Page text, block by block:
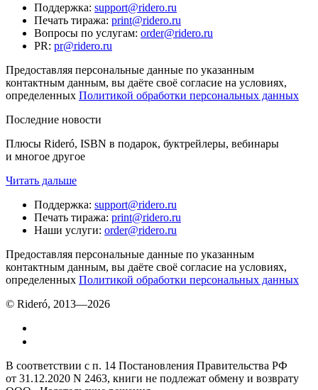
Поддержка: support@ridero.ru
Печать тиража: print@ridero.ru
Вопросы по услугам: order@ridero.ru
PR: pr@ridero.ru
Предоставляя персональные данные по указанным
контактным данным, вы даёте своё согласие на условиях,
определенных Политикой обработки персональных данных
Последние новости
Плюсы Rideró, ISBN в подарок, буктрейлеры, вебинары
и многое другое
Читать дальше
Поддержка: support@ridero.ru
Печать тиража: print@ridero.ru
Наши услуги: order@ridero.ru
Предоставляя персональные данные по указанным
контактным данным, вы даёте своё согласие на условиях,
определенных Политикой обработки персональных данных
© Rideró, 2013—2026
В соответствии с п. 14 Постановления Правительства РФ
от 31.12.2020 N 2463, книги не подлежат обмену и возврату